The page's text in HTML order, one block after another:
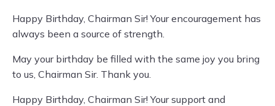
Happy Birthday, Chairman Sir! Your encouragement has
always been a source of strength.
May your birthday be filled with the same joy you bring
to us, Chairman Sir. Thank you.
Happy Birthday, Chairman Sir! Your support and